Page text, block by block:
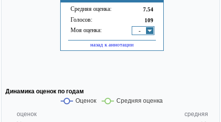
Средняя оценка: 7.54
Голосов: 109
Моя оценка: -
назад к аннотации
Динамика оценок по годам